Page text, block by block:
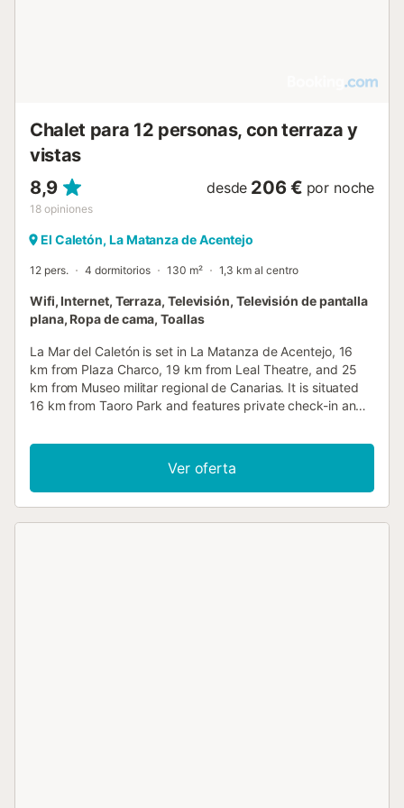
Chalet para 12 personas, con terraza y
vistas
8,9
18 opiniones
desde 206 € por noche
El Caletón, La Matanza de Acentejo
12 pers. 4 dormitorios 130 m² 1,3 km al centro
Wifi, Internet, Terraza, Televisión, Televisión de pantalla
plana, Ropa de cama, Toallas
La Mar del Caletón is set in La Matanza de Acentejo, 16
km from Plaza Charco, 19 km from Leal Theatre, and 25
km from Museo militar regional de Canarias. It is situated
16 km from Taoro Park and features private check-in and
Ver oferta